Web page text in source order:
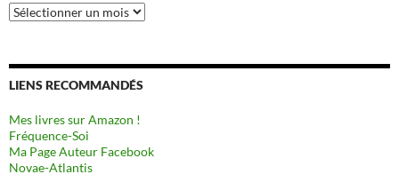
Archives
LIENS RECOMMANDÉS
Mes livres sur Amazon !
Fréquence-Soi
Ma Page Auteur Facebook
Novae-Atlantis